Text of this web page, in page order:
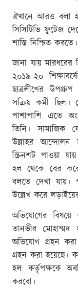
ঐখানে আরও বলা
সিসিটিভি ফুটেজ
শাস্তি নিশ্চিত করতে।
জানা যায় মারধরের
২০১৯-২০
ছাত্রলীগের
সক্রিয় কর্মী ছিল।
পাশাপাশি এতে
তিনি। সামাজিক
উল্লাহর আন্দোলন
স্ক্রিনশট পাওয়া
হল থেকে বের
বলতে দেখা যায়।
উল্লেখ করে
অভিযোগের
তানভীর মোহাম্মদ
অভিযোগ গ্রহন করা
গ্রহন করা হয়েছে।
হল কর্তৃপক্ষকে
করবো।